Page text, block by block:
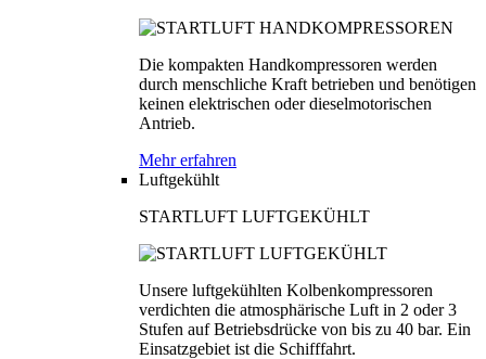
Die kompakten Handkompressoren werden
durch menschliche Kraft betrieben und benötigen
keinen elektrischen oder dieselmotorischen
Antrieb.
Mehr erfahren
Luftgekühlt
STARTLUFT LUFTGEKÜHLT
Unsere luftgekühlten Kolbenkompressoren
verdichten die atmosphärische Luft in 2 oder 3
Stufen auf Betriebsdrücke von bis zu 40 bar. Ein
Einsatzgebiet ist die Schifffahrt.